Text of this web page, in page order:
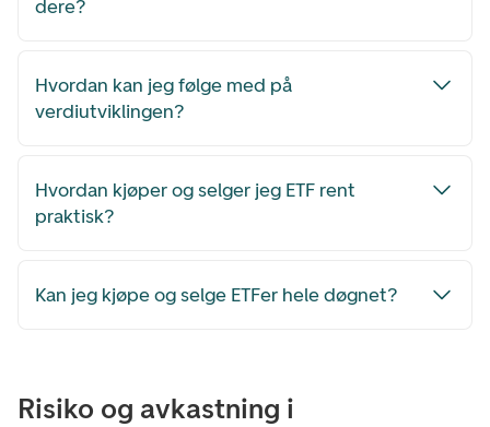
dere?
Hvordan kan jeg følge med på
verdiutviklingen?
Hvordan kjøper og selger jeg ETF rent
praktisk?
Kan jeg kjøpe og selge ETFer hele døgnet?
Risiko og avkastning i